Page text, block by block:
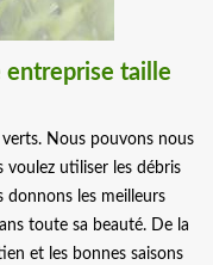
entreprise taille
Nous pouvons nous
voulez utiliser les débris
donnons les meilleurs
toute sa beauté. De la
et les bonnes saisons